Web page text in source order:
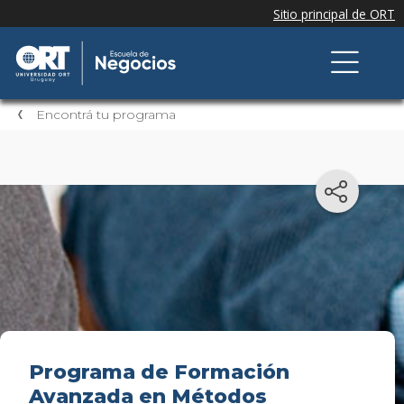
Encontrá tu programa
Programa de Formación
Avanzada en Métodos